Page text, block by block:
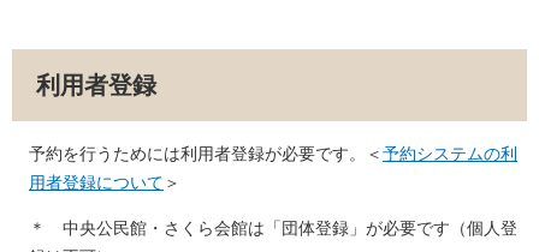
利用者登録
予約を行うためには利用者登録が必要です。＜予約システムの利
用者登録について ＞
＊ 中央公民館・さくら会館は「団体登録」が必要です（個人登